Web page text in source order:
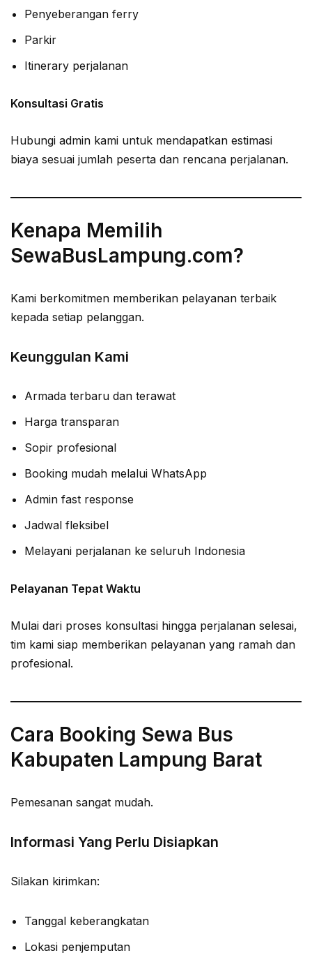
Penyeberangan ferry
Parkir
Itinerary perjalanan
Konsultasi Gratis
Hubungi admin kami untuk mendapatkan estimasi
biaya sesuai jumlah peserta dan rencana perjalanan.
Kenapa Memilih
SewaBusLampung.com?
Kami berkomitmen memberikan pelayanan terbaik
kepada setiap pelanggan.
Keunggulan Kami
Armada terbaru dan terawat
Harga transparan
Sopir profesional
Booking mudah melalui WhatsApp
Admin fast response
Jadwal fleksibel
Melayani perjalanan ke seluruh Indonesia
Pelayanan Tepat Waktu
Mulai dari proses konsultasi hingga perjalanan selesai,
tim kami siap memberikan pelayanan yang ramah dan
profesional.
Cara Booking Sewa Bus
Kabupaten Lampung Barat
Pemesanan sangat mudah.
Informasi Yang Perlu Disiapkan
Silakan kirimkan:
Tanggal keberangkatan
Lokasi penjemputan